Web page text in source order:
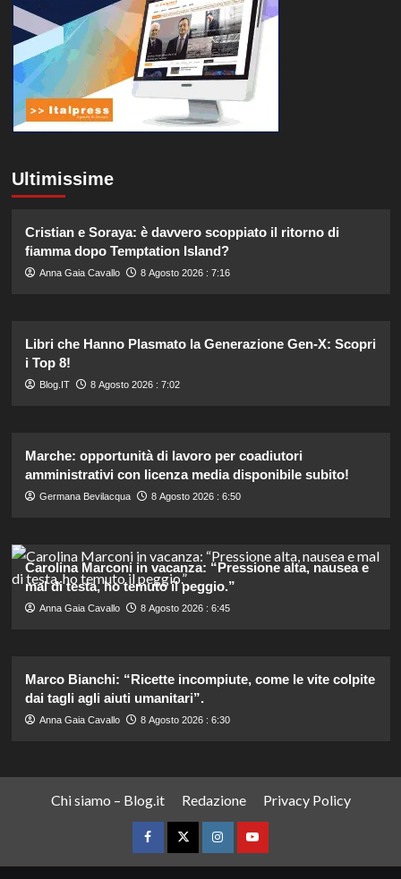
Ultimissime
Cristian e Soraya: è davvero scoppiato il ritorno di
fiamma dopo Temptation Island?
Anna Gaia Cavallo 8 Agosto 2026 : 7:16
Libri che Hanno Plasmato la Generazione Gen-X: Scopri
i Top 8!
Blog.IT 8 Agosto 2026 : 7:02
Marche: opportunità di lavoro per coadiutori
amministrativi con licenza media disponibile subito!
Germana Bevilacqua 8 Agosto 2026 : 6:50
Carolina Marconi in vacanza: “Pressione alta, nausea e
mal di testa, ho temuto il peggio.”
Anna Gaia Cavallo 8 Agosto 2026 : 6:45
Marco Bianchi: “Ricette incompiute, come le vite colpite
dai tagli agli aiuti umanitari”.
Anna Gaia Cavallo 8 Agosto 2026 : 6:30
Chi siamo – Blog.it Redazione Privacy Policy
FacebookTwitterInstagramYouTube